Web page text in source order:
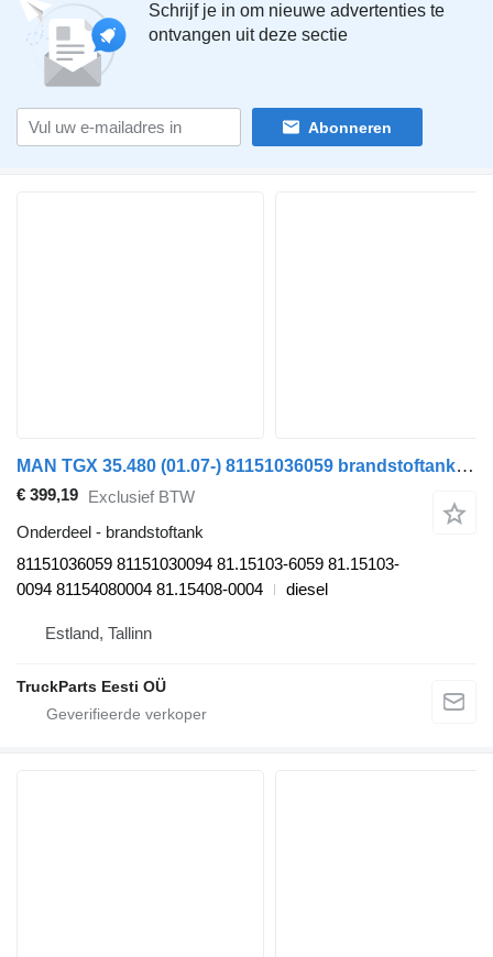
Schrijf je in om nieuwe advertenties te
ontvangen uit deze sectie
Abonneren
MAN TGX 35.480 (01.07-) 81151036059 brandstoftank voor MAN TGL, TGM, TGS, TGX (2005-2021) trekker
€ 399,19 Exclusief BTW
Onderdeel - brandstoftank
81151036059 81151030094 81.15103-6059 81.15103-
0094 81154080004 81.15408-0004
diesel
Estland, Tallinn
TruckParts Eesti OÜ